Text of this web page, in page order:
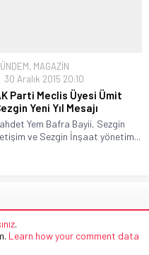
, MAGAZİN
30 Aralık 2015 20:10
Parti Meclis Üyesi Ümit
Yeni Yıl Mesajı
Yem Bafra Bayii, Sezgin
ve Sezgin İnşaat yönetim...
.
Learn how your comment data